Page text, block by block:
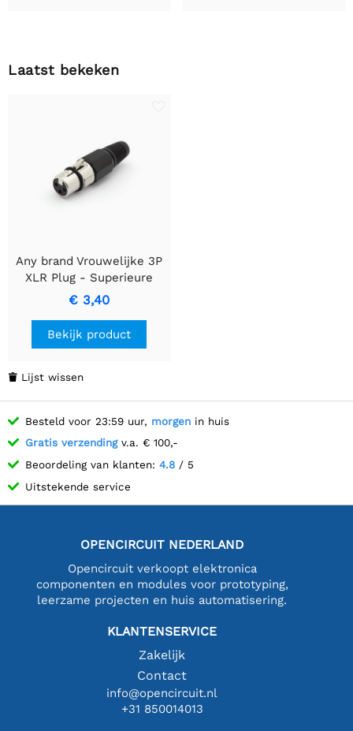
Laatst bekeken
Any brand Vrouwelijke 3P
XLR Plug - Superieure
Connectiviteit en
Duurzaamheid
€ 3,40
Bekijk product
 Lijst wissen
Besteld voor 23:59 uur, morgen in huis
Gratis verzendingv.a. € 100,-
Beoordeling van klanten: 4.8 / 5
Uitstekende service
OPENCIRCUIT NEDERLAND
Opencircuit verkoopt elektronica
componenten en modules voor prototyping,
leerzame projecten en huis automatisering.
KLANTENSERVICE
Zakelijk
Contact
info@opencircuit.nl
+31 850014013